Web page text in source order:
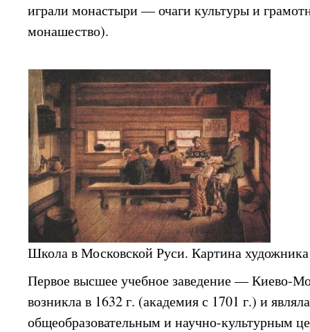
играли монастыри — очаги культуры и
монашество).
Школа в Московской Руси. Картина
Первое высшее учебное заведение — Киево-
возникла в 1632 г. (академия с 1701 г.) и
общеобразовательным и научно-культурным